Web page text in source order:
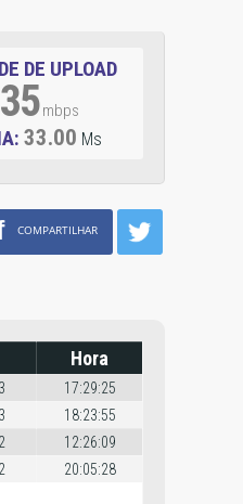
DE UPLOAD
mbps
33.00 Ms
COMPARTILHAR
Hora
17:29:25
18:23:55
12:26:09
20:05:28